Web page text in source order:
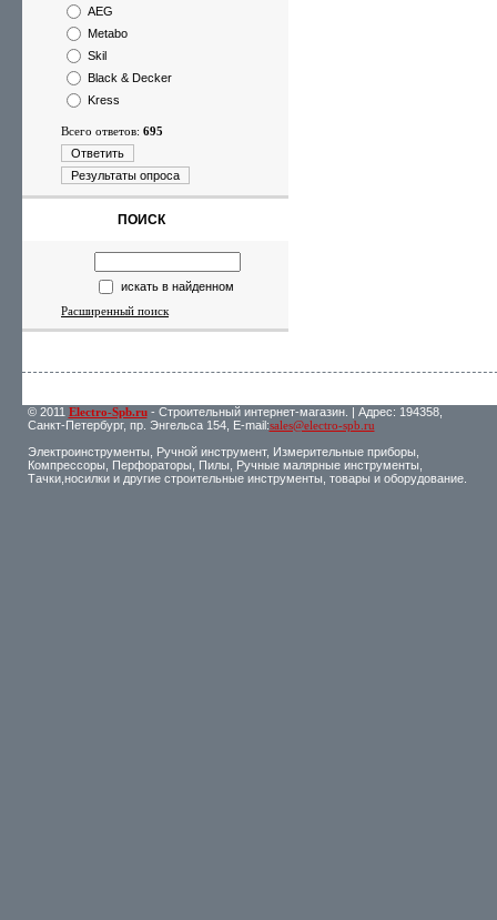
AEG
Metabo
Skil
Black & Decker
Kress
Всего ответов: 695
Ответить
Результаты опроса
ПОИСК
искать в найденном
Расширенный поиск
© 2011 Electro-Spb.ru- Строительный интернет-магазин. | Адрес: 194358,
Санкт-Петербург, пр. Энгельса 154, E-mail:sales@electro-spb.ru
Электроинструменты, Ручной инструмент, Измерительные приборы,
Компрессоры, Перфораторы, Пилы, Ручные малярные инструменты,
Тачки,носилки и другие строительные инструменты, товары и оборудование.